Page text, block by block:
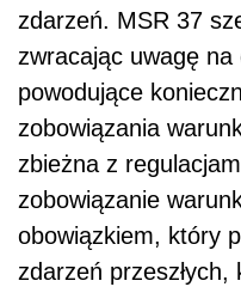
zdarzeń. MSR 37
zwracając uwagę na
powodujące
zobowiązania
zbieżna z
zobowiązanie
obowiązkiem, który
zdarzeń